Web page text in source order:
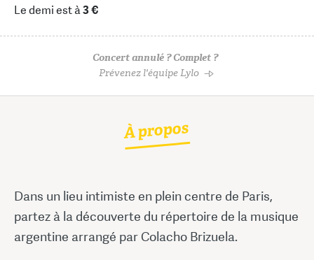
Le demi est à3 €
Concert annulé ? Complet ?
Prévenez l'équipe Lylo
À propos
Dans un lieu intimiste en plein centre de Paris,
partez à la découverte du répertoire de la musique
argentine arrangé par Colacho Brizuela.